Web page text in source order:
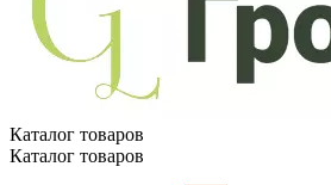
Каталог товаров
Каталог товаров